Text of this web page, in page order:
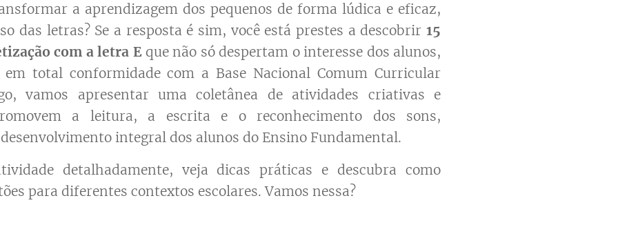
a aprendizagem dos pequenos de forma lúdica e eficaz,
das letras? Se a resposta é sim, você está prestes a descobrir 15
com a letra E que não só despertam o interesse dos alunos,
total conformidade com a Base Nacional Comum Curricular
vamos apresentar uma coletânea de atividades criativas e
a leitura, a escrita e o reconhecimento dos sons,
integral dos alunos do Ensino Fundamental.
detalhadamente, veja dicas práticas e descubra como
para diferentes contextos escolares. Vamos nessa?